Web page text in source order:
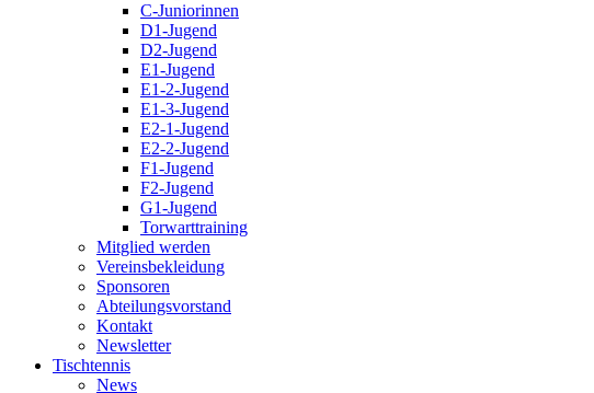
C-Juniorinnen
D1-Jugend
D2-Jugend
E1-Jugend
E1-2-Jugend
E1-3-Jugend
E2-1-Jugend
E2-2-Jugend
F1-Jugend
F2-Jugend
G1-Jugend
Torwarttraining
Mitglied werden
Vereinsbekleidung
Sponsoren
Abteilungsvorstand
Kontakt
Newsletter
Tischtennis
News